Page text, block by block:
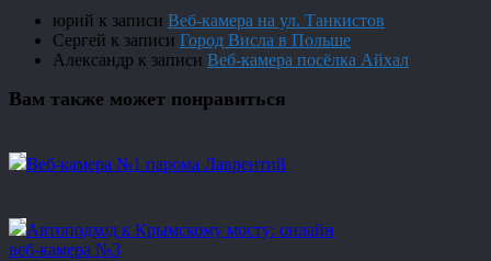
юрий к записи Веб-камера на ул. Танкистов
Сергей к записи Город Висла в Польше
Александр к записи Веб-камера посёлка Айхал
Вам также может понравиться
Веб-камера №1 парома Лаврентий
Автоподход к Крымскому мосту: онлайн
веб-камера №3